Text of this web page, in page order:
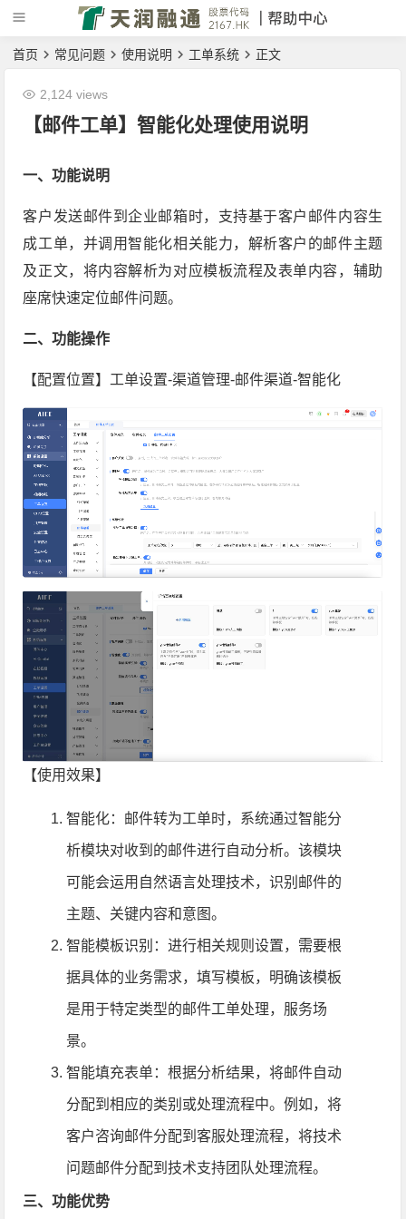
首页 常见问题 使用说明 工单系统 正文
【邮件工单】智能化处理使用说明
2,124 views
一、功能说明
客户发送邮件到企业邮箱时，支持基于客户邮件内容生
成工单，并调用智能化相关能力，解析客户的邮件主题
及正文，将内容解析为对应模板流程及表单内容，辅助
座席快速定位邮件问题。
二、功能操作
【配置位置】工单设置-渠道管理-邮件渠道-智能化
【使用效果】
智能化：邮件转为工单时，系统通过智能分
析模块对收到的邮件进行自动分析。该模块
可能会运用自然语言处理技术，识别邮件的
主题、关键内容和意图。
智能模板识别：进行相关规则设置，需要根
据具体的业务需求，填写模板，明确该模板
是用于特定类型的邮件工单处理，服务场
景。
智能填充表单：根据分析结果，将邮件自动
分配到相应的类别或处理流程中。例如，将
客户咨询邮件分配到客服处理流程，将技术
问题邮件分配到技术支持团队处理流程。
三、功能优势